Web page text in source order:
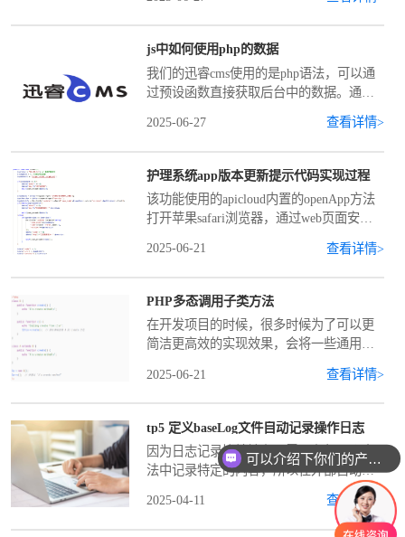
由于客户对这些上传文件变动频繁，而我
写死的文件包括了后台审核控制，前台修
改，前台上传这几个文件
js中如何使用php的数据
我们的迅睿cms使用的是php语法，可以通
过预设函数直接获取后台中的数据。通常
候js中也需要用到这些数据，但是在js中不
能直接使用html中的赋值方法，之前有很
2025-06-27 查看详情>
护理系统app版本更新提示代码实现过程
该功能使用的apicloud内置的openApp方法
打开苹果safari浏览器，通过web页面安装
地址，然后后段创建一个方法其功能为配
置最新版本号、安装地
2025-06-21 查看详情>
PHP多态调用子类方法
在开发项目的时候，很多时候为了可以更
简洁更高效的实现效果，会将一些通用的
承就可以了，这里就用到的是php特效之一
的继承特性类继承（Inheritance）是面向对
2025-06-21 查看详情>
tp5 定义baseLog文件自动记录操作日志
因为日志记录比较繁杂，需要在每一个方
法中记录特定的内容，所以在外部自动访
问所属的log控制器记录对应的内容。首先
新建一个base控制器继承controller方法。然
后创建__construct析构函
2025-04-11 查看详情>